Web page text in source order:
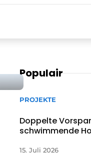
Populair
PROJEKTE
Doppelte
schwimmende
15. Juli 2026